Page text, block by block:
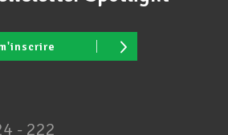
- 222